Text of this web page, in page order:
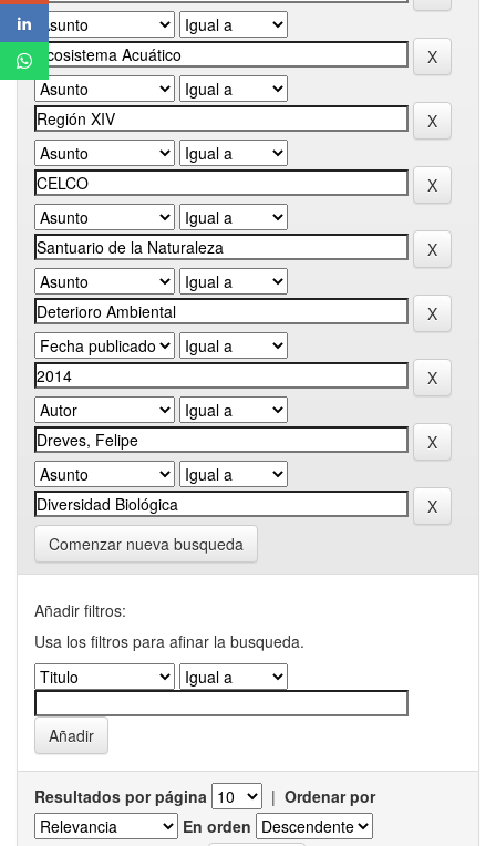
Comenzar nueva busqueda
Añadir filtros:
Usa los filtros para afinar la busqueda.
Resultados por página | Ordenar por
En orden